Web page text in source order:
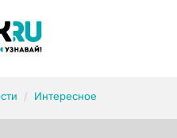
Интересное